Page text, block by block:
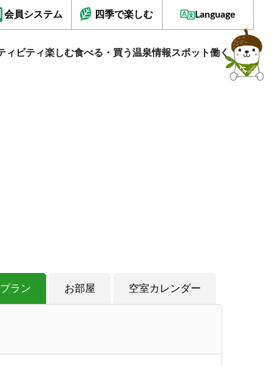
会員システム 四季で楽しむ Language
ィビティ楽しむ食べる・買う温泉情報スポット働く
ラン お部屋 空室カレンダー